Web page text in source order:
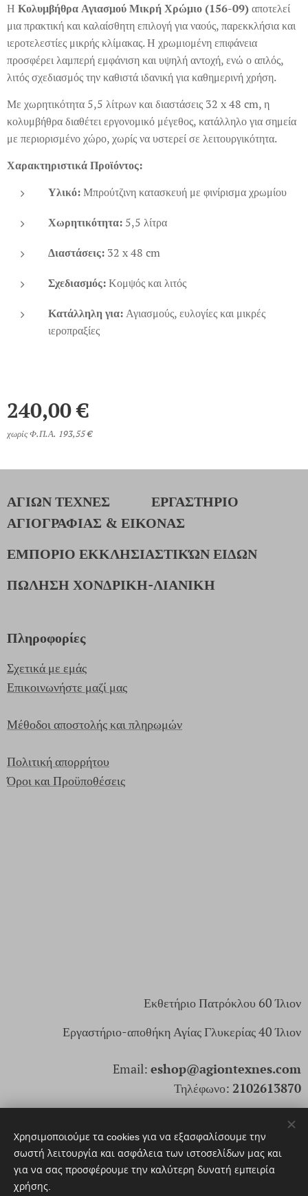
Η Κολυμβήθρα Αγιασμού Μικρή Χρώμιο (156-09)αποτελεί
μια πρακτική και καλαίσθητη επιλογή για ναούς, παρεκκλήσια και
ιεροτελεστίες μικρής κλίμακας. Η χρωμιομένη επιφάνεια
προσφέρει λαμπερή εμφάνιση και υψηλή αντοχή, ενώ ο απλός,
λιτός σχεδιασμός την καθιστά ιδανική για καθημερινή χρήση.
Με χωρητικότητα 5,5 λίτρων και διαστάσεις 32 x 48 cm, η
κολυμβήθρα διαθέτει εργονομικό μέγεθος, κατάλληλο για σημεία
με περιορισμένο χώρο, χωρίς να υστερεί σε λειτουργικότητα.
Χαρακτηριστικά Προϊόντος:
Υλικό:Μπρούτζινη κατασκευή με φινίρισμα χρωμίου
Χωρητικότητα: 5,5 λίτρα
Διαστάσεις: 32 x 48 cm
Σχεδιασμός:Κομψός και λιτός
Κατάλληλη για:Αγιασμούς, ευλογίες και μικρές
ιεροπραξίες
240,00€
χωρίς Φ.Π.Α. 193,55 €
ΑΓΙΩΝ ΤΕΧΝΕΣ ΕΡΓΑΣΤΗΡΙΟ
ΑΓΙΟΓΡΑΦΙΑΣ & ΕΙΚΟΝΑΣ
ΕΜΠΟΡΙΟ ΕΚΚΛΗΣΙΑΣΤΙΚΏΝ ΕΙΔΩΝ
ΠΩΛΗΣΗ ΧΟΝΔΡΙΚΗ-ΛΙΑΝΙΚΗ
Πληροφορίες
Σχετικά με εμάς
Επικοινωνήστε μαζί μας
Μέθοδοι αποστολής και πληρωμών
Πολιτική απορρήτου
Όροι και Προϋποθέσεις
Εκθετήριο Πατρόκλου 60 Ίλιον
Εργαστήριο-αποθήκη Αγίας Γλυκερίας 40 Ίλιον
Email: eshop@agiontexnes.com
Τηλέφωνο: 2102613870
ΑρΓΕΜΗ: 166171803000
© 2025. Αγίων Τέχνες Santi Arti. Με επιφύλαξη παντός
Χρησιμοποιούμε τα cookies για να εξασφαλίσουμε την
σωστή λειτουργία και ασφάλεια των ιστοσελίδων μας και
για να σας προσφέρουμε την καλύτερη δυνατή εμπειρία
χρήσης.